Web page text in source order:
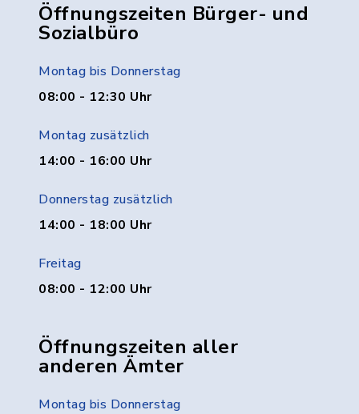
Öffnungszeiten Bürger- und
Sozialbüro
Montag bis Donnerstag
08:00 - 12:30 Uhr
Montag zusätzlich
14:00 - 16:00 Uhr
Donnerstag zusätzlich
14:00 - 18:00 Uhr
Freitag
08:00 - 12:00 Uhr
Öffnungszeiten aller
anderen Ämter
Montag bis Donnerstag